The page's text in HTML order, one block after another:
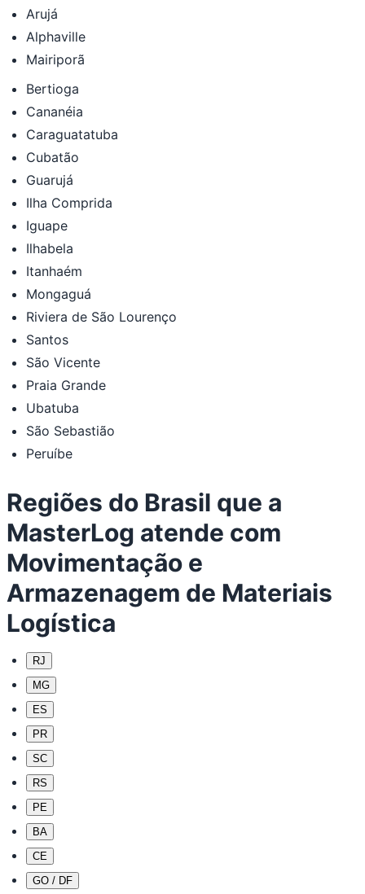
Arujá
Alphaville
Mairiporã
Bertioga
Cananéia
Caraguatatuba
Cubatão
Guarujá
Ilha Comprida
Iguape
Ilhabela
Itanhaém
Mongaguá
Riviera de São Lourenço
Santos
São Vicente
Praia Grande
Ubatuba
São Sebastião
Peruíbe
Regiões do Brasil que a
MasterLog atende com
Movimentação e
Armazenagem de Materiais
Logística
RJ
MG
ES
PR
SC
RS
PE
BA
CE
GO / DF